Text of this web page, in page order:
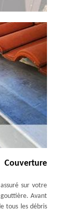
sur votre
Avant
tous les débris